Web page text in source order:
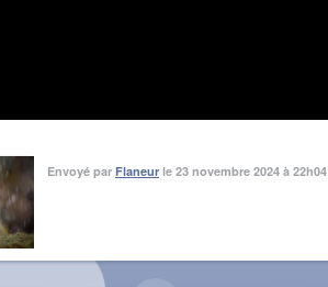
Envoyé par Flaneur le 23 novembre 2024 à 22h04